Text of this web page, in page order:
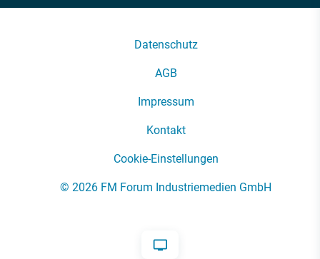
Datenschutz
AGB
Impressum
Kontakt
Cookie-Einstellungen
© 2026 FM Forum Industriemedien GmbH